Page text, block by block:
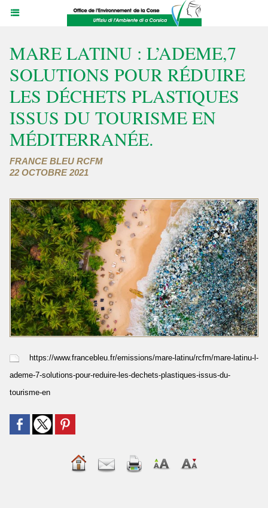
MARE LATINU : L’ADEME,7
SOLUTIONS POUR RÉDUIRE
LES DÉCHETS PLASTIQUES
ISSUS DU TOURISME EN
MÉDITERRANÉE.
FRANCE BLEU RCFM
22 OCTOBRE 2021
https://www.francebleu.fr/emissions/mare-latinu/rcfm/mare-latinu-l-
ademe-7-solutions-pour-reduire-les-dechets-plastiques-issus-du-
tourisme-en